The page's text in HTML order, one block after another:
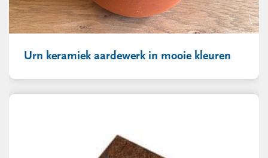
Urn keramiek aardewerk in mooie kleuren